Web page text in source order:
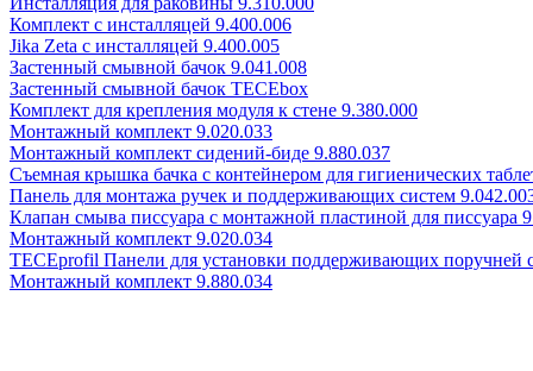
Комплект с инсталляцей 9.400.006
Jika Zeta с инсталляцей 9.400.005
Застенный смывной бачок 9.041.008
Застенный смывной бачок TECEbox
Комплект для крепления модуля к стене 9.380.000
Монтажный комплект 9.020.033
Монтажный комплект сидений-биде 9.880.037
Съемная крышка бачка с контейнером для гигиенических
Панель для монтажа ручек и поддерживающих систем
Клапан смыва писсуара с монтажной пластиной для писсуара
Монтажный комплект 9.020.034
TECEprofil Панели для установки поддерживающих поручней
Монтажный комплект 9.880.034